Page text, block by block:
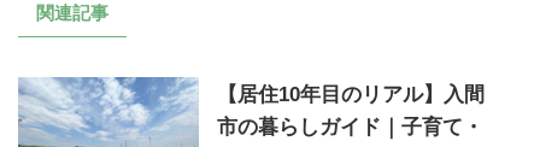
関連記事
【居住10年目のリアル】入間
市の暮らしガイド｜子育て・